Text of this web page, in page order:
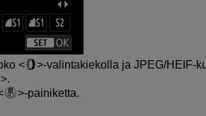
-valintakiekolla ja JPEG/HEIF-
.
-painiketta.